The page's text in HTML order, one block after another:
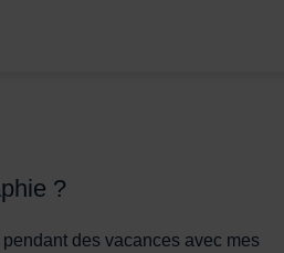
?
des vacances avec mes